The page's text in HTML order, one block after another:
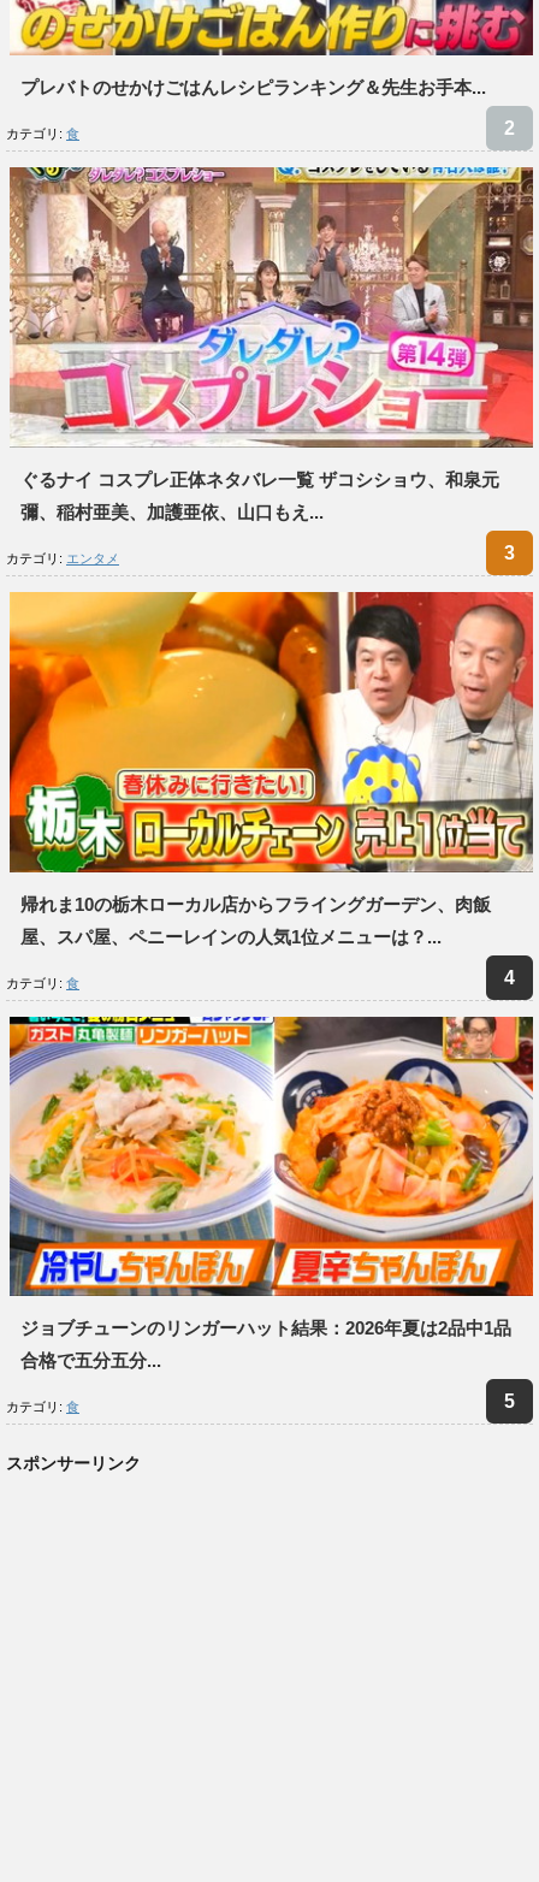
プレバトのせかけごはんレシピランキング＆先生お手本...
カテゴリ: 食
ぐるナイ コスプレ正体ネタバレ一覧 ザコシショウ、和泉元
彌、稲村亜美、加護亜依、山口もえ...
カテゴリ: エンタメ
帰れま10の栃木ローカル店からフライングガーデン、肉飯
屋、スパ屋、ペニーレインの人気1位メニューは？...
カテゴリ: 食
ジョブチューンのリンガーハット結果：2026年夏は2品中1品
合格で五分五分...
カテゴリ: 食
スポンサーリンク